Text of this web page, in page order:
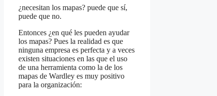
¿necesitan los mapas? puede que sí,
puede que no.
Entonces ¿en qué les pueden ayudar
los mapas? Pues la realidad es que
ninguna empresa es perfecta y a veces
existen situaciones en las que el uso
de una herramienta como la de los
mapas de Wardley es muy positivo
para la organización: